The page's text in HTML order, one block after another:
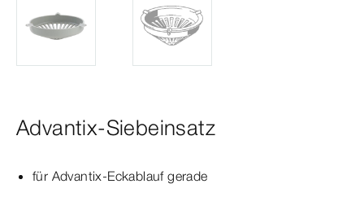
Advantix-Siebeinsatz
für Advantix-Eckablauf gerade